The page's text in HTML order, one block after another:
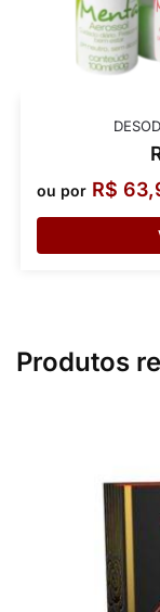
ou por R$
Produtos